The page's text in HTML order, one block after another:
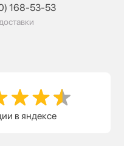
168-53-53
в яндексе